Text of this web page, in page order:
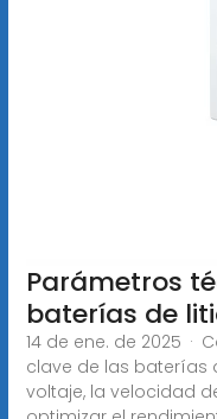
Parámetros
baterías de
14 de ene. de 2025 ·
clave de las baterías
voltaje, la velocidad